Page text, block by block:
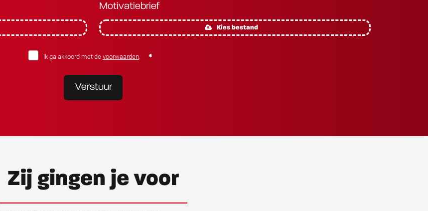
Motivatiebrief
Kies bestand
Ik ga akkoord met de voorwaarden
Verstuur
Zij gingen je voor